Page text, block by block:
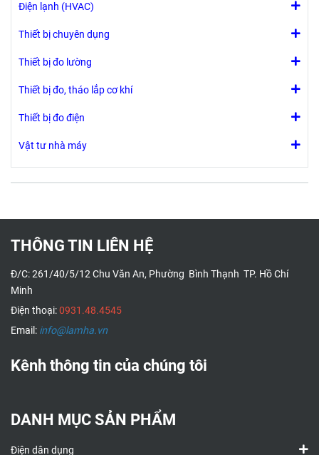
Điện lạnh (HVAC)
Thiết bị chuyên dụng
Thiết bị đo lường
Thiết bị đo, tháo lắp cơ khí
Thiết bị đo điện
Vật tư nhà máy
THÔNG TIN LIÊN HỆ
Đ/C: 261/40/5/12 Chu Văn An, Phường Bình Thạnh TP. Hồ Chí
Minh
Điện thoại:0931.48.4545
Email: info@lamha.vn
Kênh thông tin của chúng tôi
DANH MỤC SẢN PHẨM
Điện dân dụng